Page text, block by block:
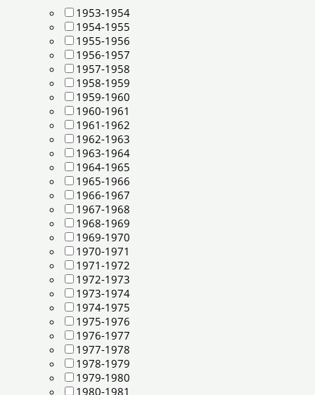
1953-1954
1954-1955
1955-1956
1956-1957
1957-1958
1958-1959
1959-1960
1960-1961
1961-1962
1962-1963
1963-1964
1964-1965
1965-1966
1966-1967
1967-1968
1968-1969
1969-1970
1970-1971
1971-1972
1972-1973
1973-1974
1974-1975
1975-1976
1976-1977
1977-1978
1978-1979
1979-1980
1980-1981